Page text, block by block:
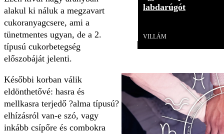
alakul ki náluk a megzavart
cukoranyagcsere, ami a
tünetmentes ugyan, de a 2.
típusú cukorbetegség
előszobáját jelenti.
Későbbi korban válik
eldönthetővé: hasra és
mellkasra terjedő ?alma típusú?
elhízásról van-e szó, vagy
inkább csípőre és combokra
labdarúgót
VILLÁM